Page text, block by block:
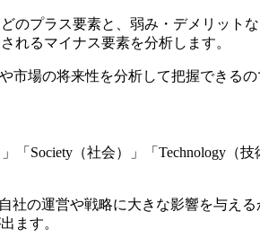
のプラス要素と、弱み・デメリッ
れるマイナス要素を分析します。
市場の将来性を分析して把握できる
「Society（社会）」「Technology
社の運営や戦略に大きな影響を与
ます。